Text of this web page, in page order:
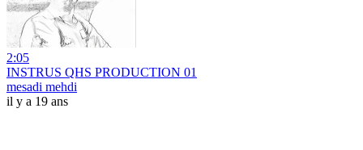
2:05
INSTRUS QHS PRODUCTION 01
mesadi mehdi
il y a 19 ans